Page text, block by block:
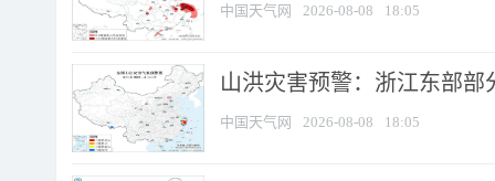
中国天气网 2026-08-08 18:05
山洪灾害预警：浙江东部
中国天气网 2026-08-08 18:05